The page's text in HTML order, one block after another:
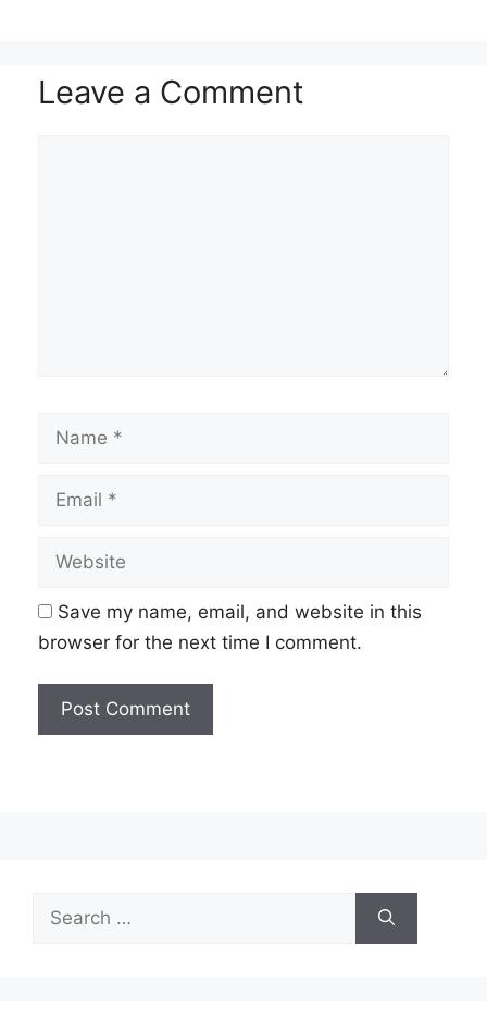
Leave a Comment
Save my name, email, and website in this
browser for the next time I comment.
for: